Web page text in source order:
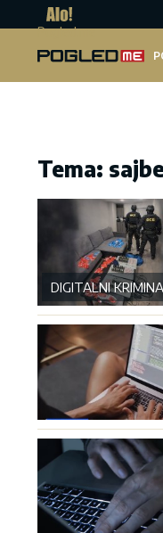
Pogled.me
Tema:
DIGITALNI